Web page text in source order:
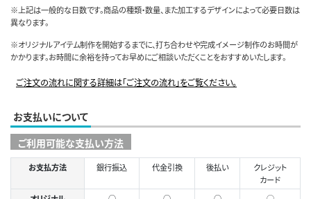
※上記は一般的な日数です。商品の種類・数量、また加工するデザインによって必要日数は
異なります。
※オリジナルアイテム制作を開始するまでに、打ち合わせや完成イメージ制作のお時間が
かかります。お時間に余裕を持ってお早めにご相談いただくことをおすすめいたします。
ご注文の流れに関する詳細は「ご注文の流れ」をご覧ください。
お支払いについて
ご利用可能な支払い方法
お支払方法 銀行振込 代金引換 後払い
クレジット
カード